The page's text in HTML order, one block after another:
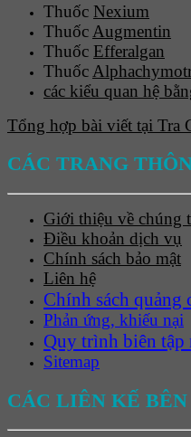
Thuốc Nexium
Thuốc Augmentin
Thuốc Efferalgan
Thuốc
các kiểu quan hệ
Tổng hợp bài viết tại Tra
CÁC TRANG
Giới thiệu về chúng
Điều khoản dịch vụ
Chính sách bảo mật
Liên hệ
Chính sách quảng
Phản ứng, khiếu nại
Quy trình biên tập
Sitemap
CÁC LIÊN KẾ